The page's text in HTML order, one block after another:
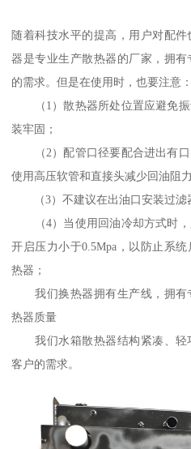
随着科技水平的提高，用户对配
器是专业生产散热器的厂家，拥
的需求。但是在使用时，也要注意：
（1）散热器所处位置应避免振
装牢固；
（2）配管口径要配合进出有口
使用高压软管和直接头减少回油阻力
（3）不建议在出油口安装过滤
（4）当使用回油冷却方式时，
开启压力小于0.5Mpa，以防止系
热器；
我们换热器拥有生产线，拥有
热器质量
我们水箱散热器结构紧凑、轻
客户的需求。